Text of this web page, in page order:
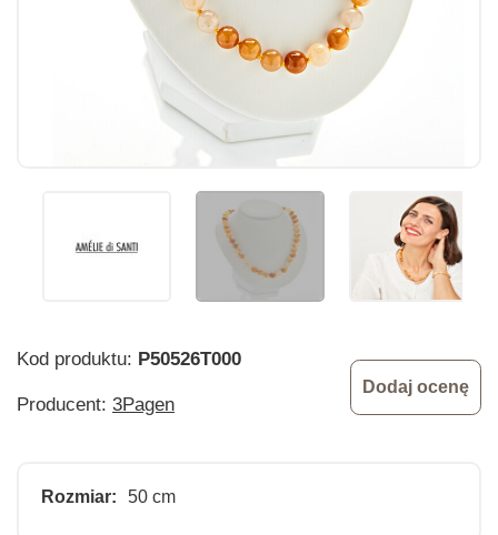
Kod produktu: P50526T000
Producent: 3Pagen
Dodaj ocenę
Rozmiar: 50 cm